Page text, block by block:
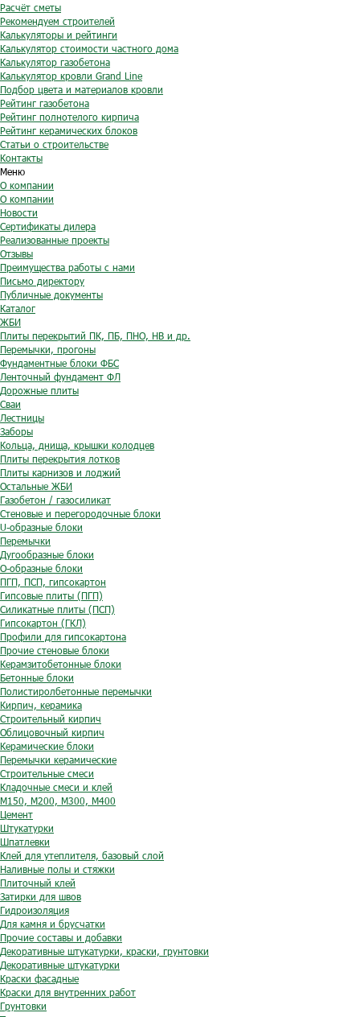
Расчёт сметы
Рекомендуем строителей
Калькуляторы и рейтинги
Калькулятор стоимости частного дома
Калькулятор газобетона
Калькулятор кровли Grand Line
Подбор цвета и материалов кровли
Рейтинг газобетона
Рейтинг полнотелого кирпича
Рейтинг керамических блоков
Статьи о строительстве
Контакты
Меню
О компании
О компании
Новости
Сертификаты дилера
Реализованные проекты
Отзывы
Преимущества работы с нами
Письмо директору
Публичные документы
Каталог
ЖБИ
Плиты перекрытий ПК, ПБ, ПНО, НВ и др.
Перемычки, прогоны
Фундаментные блоки ФБС
Ленточный фундамент ФЛ
Дорожные плиты
Сваи
Лестницы
Заборы
Кольца, днища, крышки колодцев
Плиты перекрытия лотков
Плиты карнизов и лоджий
Остальные ЖБИ
Газобетон / газосиликат
Стеновые и перегородочные блоки
U-образные блоки
Перемычки
Дугообразные блоки
O-образные блоки
ПГП, ПСП, гипсокартон
Гипсовые плиты (ПГП)
Силикатные плиты (ПСП)
Гипсокартон (ГКЛ)
Профили для гипсокартона
Прочие стеновые блоки
Керамзитобетонные блоки
Бетонные блоки
Полистиролбетонные перемычки
Кирпич, керамика
Строительный кирпич
Облицовочный кирпич
Керамические блоки
Перемычки керамические
Строительные смеси
Кладочные смеси и клей
М150, М200, М300, М400
Цемент
Штукатурки
Шпатлевки
Клей для утеплителя, базовый слой
Наливные полы и стяжки
Плиточный клей
Затирки для швов
Гидроизоляция
Для камня и брусчатки
Прочие составы и добавки
Декоративные штукатурки, краски, грунтовки
Декоративные штукатурки
Краски фасадные
Краски для внутренних работ
Грунтовки